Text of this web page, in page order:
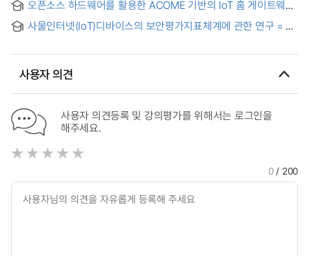
efficiency for MQTT-SN using transmission scheduling and
variable period of keep-alive
오픈소스 하드웨어를 활용한 ACOME 기반의 IoT 홈 게이트웨이
Environment based on ACOME using Open source
사물인터넷(IoT)디바이스의 보안평가지표체계에 관한 연구 = A
사용자 의견
사용자 의견등록 및 강의평가를 위해서는 로그인을
해주세요.
0/ 200